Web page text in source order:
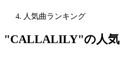
人気曲ランキング
"CALLALILY"の人